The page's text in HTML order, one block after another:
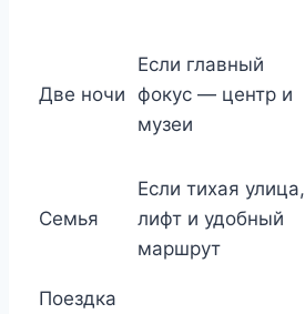
Две ночи
Если главный
фокус — центр и
музеи
Семья
Если тихая улица,
лифт и удобный
маршрут
Поездка